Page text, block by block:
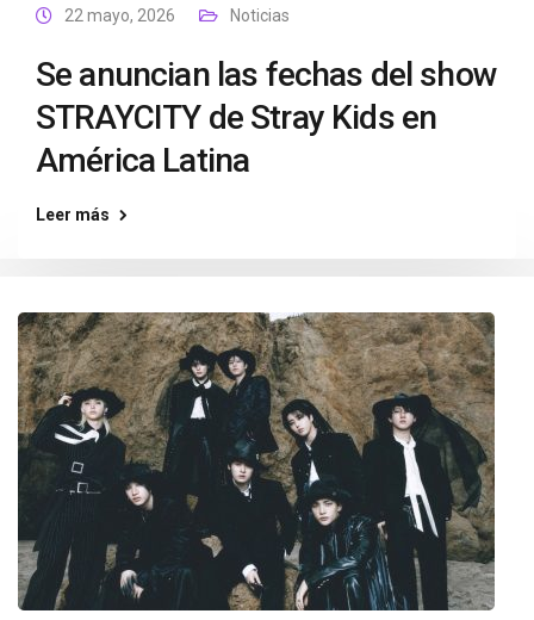
22 mayo, 2026 Noticias
Se anuncian las fechas del show
STRAYCITY de Stray Kids en
América Latina
Leer más